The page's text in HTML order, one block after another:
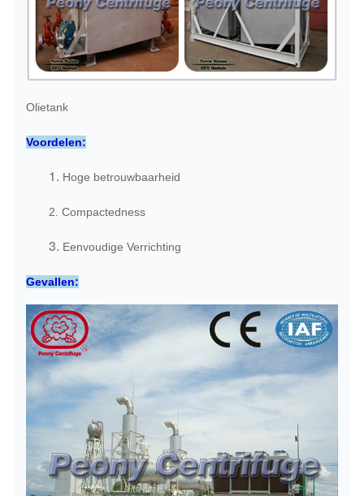
Olietank
Voordelen:
1. Hoge betrouwbaarheid
2. Compactedness
3. Eenvoudige Verrichting
Gevallen: